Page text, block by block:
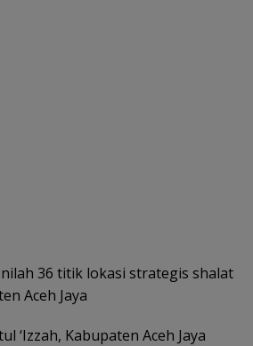
Inilah 36 titik lokasi strategis shalat
Aceh Jaya
‘Izzah, Kabupaten Aceh Jaya